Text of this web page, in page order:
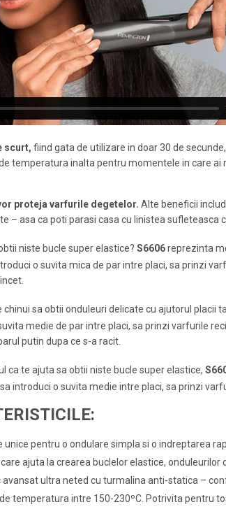
scurt, fiind gata de utilizare in doar 30 de
temperatura inalta pentru momentele in care
proteja varfurile degetelor. Alte beneficii
– asa ca poti parasi casa cu linistea sufleteasca
niste bucle super elastice? S6606reprezinta
o suvita mica de par intre placi, sa prinzi
chinui sa obtii onduleuri delicate cu ajutorul placii
medie de par intre placi, sa prinzi varfurile
putin dupa ce s-a racit.
ca te ajuta sa obtii niste bucle super elastice,
introduci o suvita medie intre placi, sa prinzi
unice pentru o ondulare simpla si o indreptarea
ajuta la crearea buclelor elastice, onduleurilor
avansat ultra neted cu turmalina anti-statica –
temperatura intre 150-230ºC. Potrivita pentru